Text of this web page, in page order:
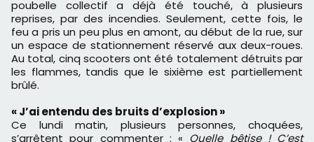
poubelle collectif a déjà été touché, à plusieurs
reprises, par des incendies. Seulement, cette fois, le
feu a pris un peu plus en amont, au début de la rue, sur
un espace de stationnement réservé aux deux-roues.
Au total, cinq scooters ont été totalement détruits par
les flammes, tandis que le sixième est partiellement
brûlé.
« J’ai entendu des bruits d’explosion »
Ce lundi matin, plusieurs personnes, choquées,
s’arrêtent pour commenter : « Quelle bêtise ! C’est